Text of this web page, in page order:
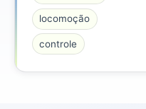
locomoção
controle